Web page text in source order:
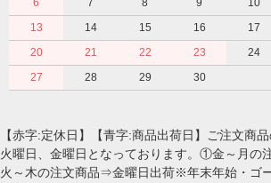
6
7 8 9 10
13
14 15 16 17
20
21 22 23 24
27
28 29 30
【赤字:定休日】【青字:商品出荷日】ご注文商
火曜日、金曜日となっております。①金～月
火～木の注文商品⇒金曜日出荷※年末年始・ゴ